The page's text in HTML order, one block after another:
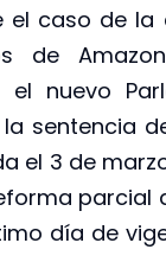
el caso de la
de
nuevo
sentencia
el 3 de
parcial
día de